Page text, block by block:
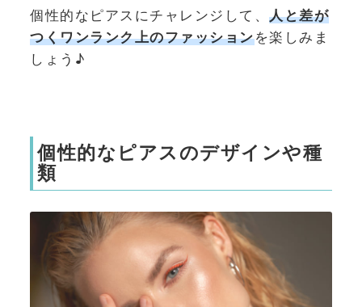
個性的なピアスにチャレンジして、 人と差が
つくワンランク上のファッションを楽しみま
しょう♪
個性的なピアスのデザインや種
類